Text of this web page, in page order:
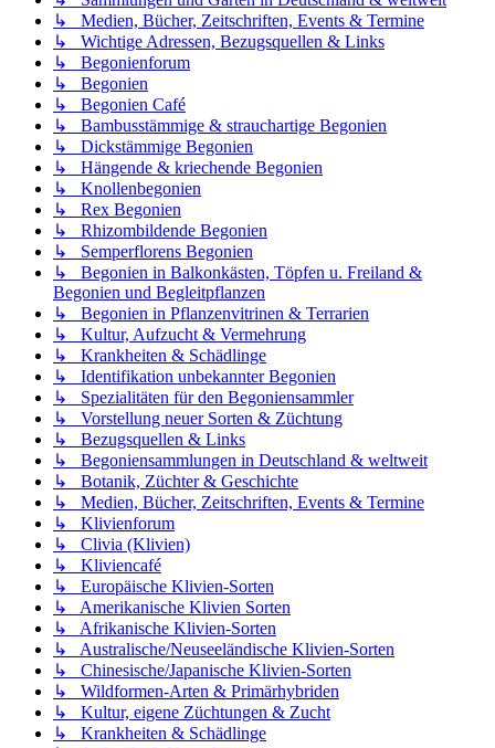
↳ Medien, Bücher, Zeitschriften, Events & Termine
↳ Wichtige Adressen, Bezugsquellen & Links
↳ Begonienforum
↳ Begonien
↳ Begonien Café
↳ Bambusstämmige & strauchartige Begonien
↳ Dickstämmige Begonien
↳ Hängende & kriechende Begonien
↳ Knollenbegonien
↳ Rex Begonien
↳ Rhizombildende Begonien
↳ Semperflorens Begonien
↳ Begonien in Balkonkästen, Töpfen u. Freiland &
Begonien und Begleitpflanzen
↳ Begonien in Pflanzenvitrinen & Terrarien
↳ Kultur, Aufzucht & Vermehrung
↳ Krankheiten & Schädlinge
↳ Identifikation unbekannter Begonien
↳ Spezialitäten für den Begoniensammler
↳ Vorstellung neuer Sorten & Züchtung
↳ Bezugsquellen & Links
↳ Begoniensammlungen in Deutschland & weltweit
↳ Botanik, Züchter & Geschichte
↳ Medien, Bücher, Zeitschriften, Events & Termine
↳ Klivienforum
↳ Clivia (Klivien)
↳ Kliviencafé
↳ Europäische Klivien-Sorten
↳ Amerikanische Klivien Sorten
↳ Afrikanische Klivien-Sorten
↳ Australische/Neuseeländische Klivien-Sorten
↳ Chinesische/Japanische Klivien-Sorten
↳ Wildformen-Arten & Primärhybriden
↳ Kultur, eigene Züchtungen & Zucht
↳ Krankheiten & Schädlinge